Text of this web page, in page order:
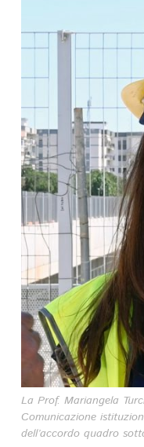
La Prof. Mariangela
Comunicazione
dell’accordo quadro